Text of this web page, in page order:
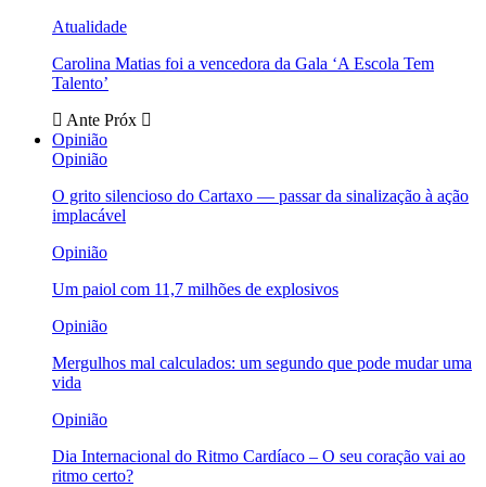
Atualidade
Carolina Matias foi a vencedora da Gala ‘A Escola Tem
Talento’
Ante Próx
Opinião
Opinião
O grito silencioso do Cartaxo — passar da sinalização à ação
implacável
Opinião
Um paiol com 11,7 milhões de explosivos
Opinião
Mergulhos mal calculados: um segundo que pode mudar uma
vida
Opinião
Dia Internacional do Ritmo Cardíaco – O seu coração vai ao
ritmo certo?